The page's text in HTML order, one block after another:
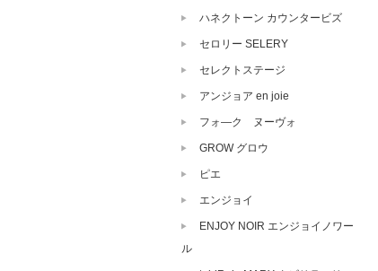
ハネクトーン カウンタービズ
セロリー SELERY
セレクトステージ
アンジョア en joie
フォ―ク ヌーヴォ
GROW グロウ
ピエ
エンジョイ
ENJOY NOIR エンジョイノワー
ル